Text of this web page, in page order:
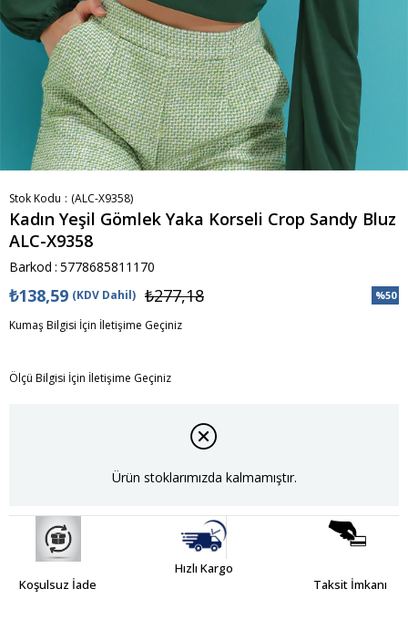
Stok Kodu (ALC-X9358)
Kadın Yeşil Gömlek Yaka Korseli Crop Sandy Bluz
ALC-X9358
Barkod : 5778685811170
%50
₺277,18
₺138,59 (KDV Dahil)
Kumaş Bilgisi İçin İletişime Geçiniz
Ölçü Bilgisi İçin İletişime Geçiniz
Ürün stoklarımızda kalmamıştır.
Koşulsuz İade
Hızlı Kargo
Taksit İmkanı